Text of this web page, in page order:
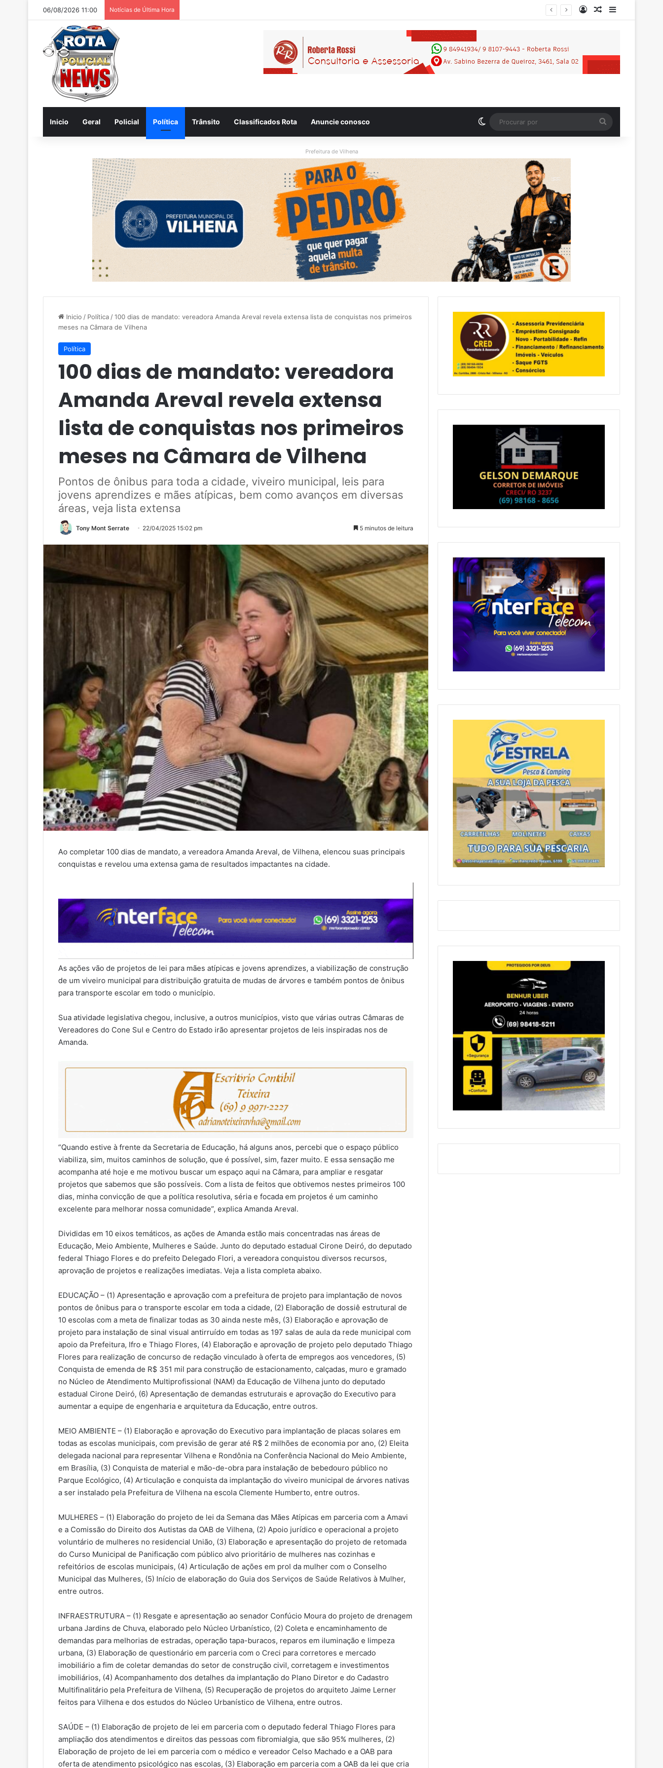
06/08/2026 11:00 Notícias de Última Hora EntrarArtigo aleatório
Inicio Geral Policial Política Trânsito Classificados Rota Anuncie conosco Switch skin
por
Prefeitura de Vilhena
Inicio / Política /100 dias de mandato: vereadora Amanda Areval revela extensa lista de conquistas nos primeiros
meses na Câmara de Vilhena
Política
100 dias de mandato: vereadora
Amanda Areval revela extensa
lista de conquistas nos primeiros
meses na Câmara de Vilhena
Pontos de ônibus para toda a cidade, viveiro municipal, leis para
jovens aprendizes e mães atípicas, bem como avanços em diversas
áreas, veja lista extensa
Tony Mont Serrate 22/04/2025 15:02 pm 5 minutos de leitura
Ao completar 100 dias de mandato, a vereadora Amanda Areval, de Vilhena, elencou suas principais
conquistas e revelou uma extensa gama de resultados impactantes na cidade.
As ações vão de projetos de lei para mães atípicas e jovens aprendizes, a viabilização de construção
de um viveiro municipal para distribuição gratuita de mudas de árvores e também pontos de ônibus
para transporte escolar em todo o município.
Sua atividade legislativa chegou, inclusive, a outros municípios, visto que várias outras Câmaras de
Vereadores do Cone Sul e Centro do Estado irão apresentar projetos de leis inspiradas nos de
Amanda.
“Quando estive à frente da Secretaria de Educação, há alguns anos, percebi que o espaço público
viabiliza, sim, muitos caminhos de solução, que é possível, sim, fazer muito. E essa sensação me
acompanha até hoje e me motivou buscar um espaço aqui na Câmara, para ampliar e resgatar
projetos que sabemos que são possíveis. Com a lista de feitos que obtivemos nestes primeiros 100
dias, minha convicção de que a política resolutiva, séria e focada em projetos é um caminho
excelente para melhorar nossa comunidade”, explica Amanda Areval.
Divididas em 10 eixos temáticos, as ações de Amanda estão mais concentradas nas áreas de
Educação, Meio Ambiente, Mulheres e Saúde. Junto do deputado estadual Cirone Deiró, do deputado
federal Thiago Flores e do prefeito Delegado Flori, a vereadora conquistou diversos recursos,
aprovação de projetos e realizações imediatas. Veja a lista completa abaixo.
EDUCAÇÃO – (1) Apresentação e aprovação com a prefeitura de projeto para implantação de novos
pontos de ônibus para o transporte escolar em toda a cidade, (2) Elaboração de dossiê estrutural de
10 escolas com a meta de finalizar todas as 30 ainda neste mês, (3) Elaboração e aprovação de
projeto para instalação de sinal visual antirruído em todas as 197 salas de aula da rede municipal com
apoio da Prefeitura, Ifro e Thiago Flores, (4) Elaboração e aprovação de projeto pelo deputado Thiago
Flores para realização de concurso de redação vinculado à oferta de empregos aos vencedores, (5)
Conquista de emenda de R$ 351 mil para construção de estacionamento, calçadas, muro e gramado
no Núcleo de Atendimento Multiprofissional (NAM) da Educação de Vilhena junto do deputado
estadual Cirone Deiró, (6) Apresentação de demandas estruturais e aprovação do Executivo para
aumentar a equipe de engenharia e arquitetura da Educação, entre outros.
MEIO AMBIENTE – (1) Elaboração e aprovação do Executivo para implantação de placas solares em
todas as escolas municipais, com previsão de gerar até R$ 2 milhões de economia por ano, (2) Eleita
delegada nacional para representar Vilhena e Rondônia na Conferência Nacional do Meio Ambiente,
em Brasília, (3) Conquista de material e mão-de-obra para instalação de bebedouro público no
Parque Ecológico, (4) Articulação e conquista da implantação do viveiro municipal de árvores nativas
a ser instalado pela Prefeitura de Vilhena na escola Clemente Humberto, entre outros.
MULHERES – (1) Elaboração do projeto de lei da Semana das Mães Atípicas em parceria com a Amavi
e a Comissão do Direito dos Autistas da OAB de Vilhena, (2) Apoio jurídico e operacional a projeto
voluntário de mulheres no residencial União, (3) Elaboração e apresentação do projeto de retomada
do Curso Municipal de Panificação com público alvo prioritário de mulheres nas cozinhas e
refeitórios de escolas municipais, (4) Articulação de ações em prol da mulher com o Conselho
Municipal das Mulheres, (5) Início de elaboração do Guia dos Serviços de Saúde Relativos à Mulher,
entre outros.
INFRAESTRUTURA – (1) Resgate e apresentação ao senador Confúcio Moura do projeto de drenagem
urbana Jardins de Chuva, elaborado pelo Núcleo Urbanístico, (2) Coleta e encaminhamento de
demandas para melhorias de estradas, operação tapa-buracos, reparos em iluminação e limpeza
urbana, (3) Elaboração de questionário em parceria com o Creci para corretores e mercado
imobiliário a fim de coletar demandas do setor de construção civil, corretagem e investimentos
imobiliários, (4) Acompanhamento dos detalhes da implantação do Plano Diretor e do Cadastro
Multifinalitário pela Prefeitura de Vilhena, (5) Recuperação de projetos do arquiteto Jaime Lerner
feitos para Vilhena e dos estudos do Núcleo Urbanístico de Vilhena, entre outros.
SAÚDE – (1) Elaboração de projeto de lei em parceria com o deputado federal Thiago Flores para
ampliação dos atendimentos e direitos das pessoas com fibromialgia, que são 95% mulheres, (2)
Elaboração de projeto de lei em parceria com o médico e vereador Celso Machado e a OAB para
oferta de atendimento psicológico nas escolas, (3) Elaboração em parceria com a OAB da lei que cria